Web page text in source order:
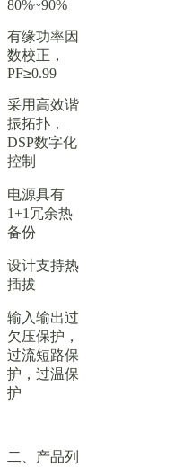
80%~90%
有缘功率因
数校正，
PF≥0.99
采用高效谐
振拓扑，
DSP数字化
控制
电源具有
1+1冗余热
备份
设计支持热
插拔
输入输出过
欠压保护，
过流短路保
护，过温保
护
二、产品列